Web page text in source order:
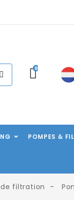
0
POMPES &
filtration